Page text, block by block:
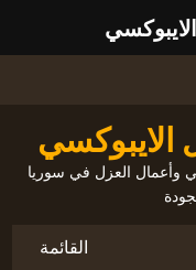
الايبوكسي
وأعمال العزل في سوريا
القائمة